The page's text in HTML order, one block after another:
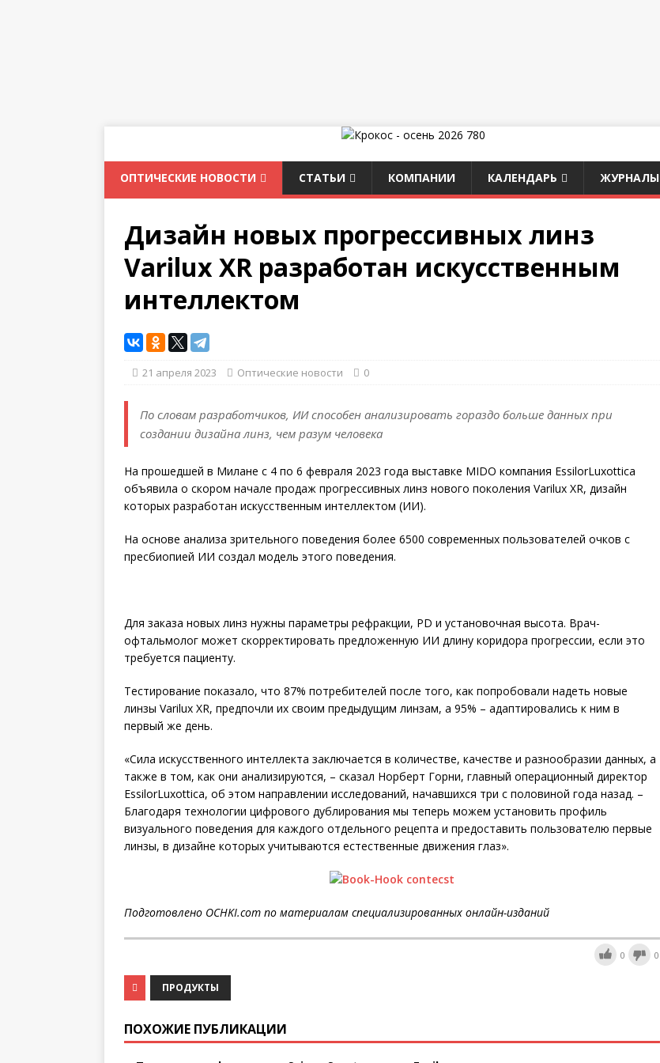
ОПТИЧЕСКИЕ НОВОСТИ СТАТЬИ КОМПАНИИ КАЛЕНДАРЬ ЖУРНАЛЫ
Дизайн новых прогрессивных линз
Varilux XR разработан искусственным
интеллектом
21 апреля 2023 Оптические новости 0
По словам разработчиков, ИИ способен анализировать гораздо больше данных при
создании дизайна линз, чем разум человека
На прошедшей в Милане с 4 по 6 февраля 2023 года выставке MIDO компания EssilorLuxottica
объявила о скором начале продаж прогрессивных линз нового поколения Varilux XR, дизайн
которых разработан искусственным интеллектом (ИИ).
На основе анализа зрительного поведения более 6500 современных пользователей очков с
пресбиопией ИИ создал модель этого поведения.
Для заказа новых линз нужны параметры рефракции, PD и установочная высота. Врач-
офтальмолог может скорректировать предложенную ИИ длину коридора прогрессии, если это
требуется пациенту.
Тестирование показало, что 87% потребителей после того, как попробовали надеть новые
линзы Varilux XR, предпочли их своим предыдущим линзам, а 95% – адаптировались к ним в
первый же день.
«Сила искусственного интеллекта заключается в количестве, качестве и разнообразии данных, а
также в том, как они анализируются, – сказал Норберт Горни, главный операционный директор
EssilorLuxottica, об этом направлении исследований, начавшихся три с половиной года назад. –
Благодаря технологии цифрового дублирования мы теперь можем установить профиль
визуального поведения для каждого отдельного рецепта и предоставить пользователю первые
линзы, в дизайне которых учитываются естественные движения глаз».
Подготовлено OCHKI.com по материалам специализированных онлайн-изданий
0 0
ПРОДУКТЫ
ПОХОЖИЕ ПУБЛИКАЦИИ